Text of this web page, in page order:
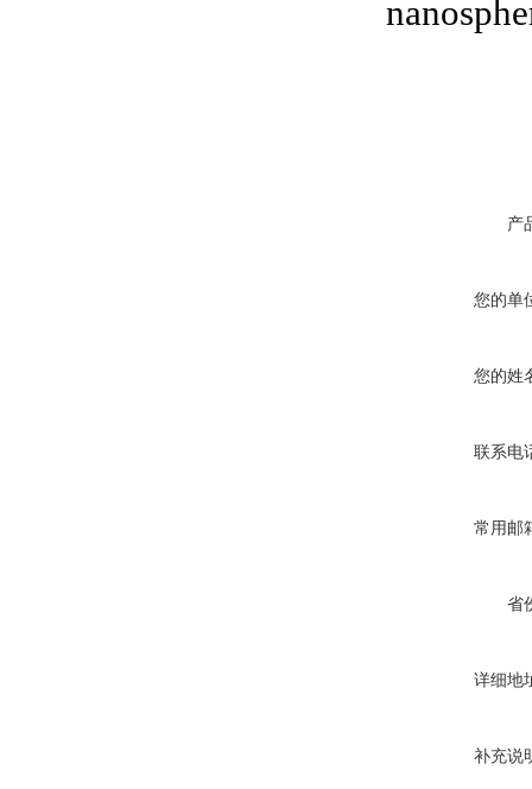
产
您的单
您的姓
联系电
常用邮
省
详细地
补充说